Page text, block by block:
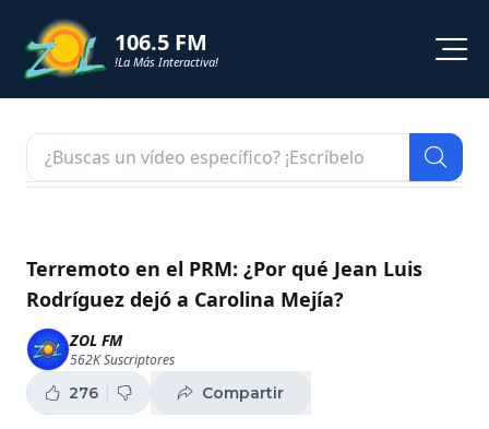
106.5 FM
!La Más Interactiva!
NOTICIAS
SHORTS
PODCAST
ZOL TV
Terremoto en el PRM: ¿Por qué Jean Luis
Rodríguez dejó a Carolina Mejía?
ZOL FM
562KSuscriptores
276 Compartir